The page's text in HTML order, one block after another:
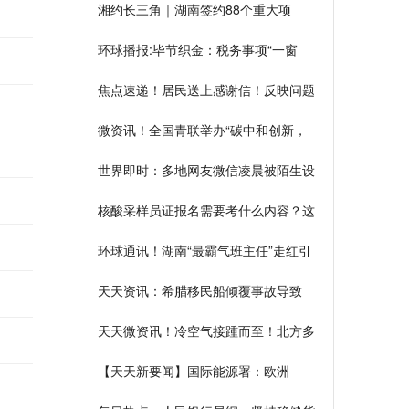
湘约长三角｜湖南签约88个重大项
环球播报:毕节织金：税务事项“一窗
焦点速递！居民送上感谢信！反映问题
微资讯！全国青联举办“碳中和创新，
活动
世界即时：多地网友微信凌晨被陌生设
核酸采样员证报名需要考什么内容？这
环球通讯！湖南“最霸气班主任”走红引
天天资讯：希腊移民船倾覆事故导致
天天微资讯！冷空气接踵而至！北方多
【天天新要闻】国际能源署：欧洲